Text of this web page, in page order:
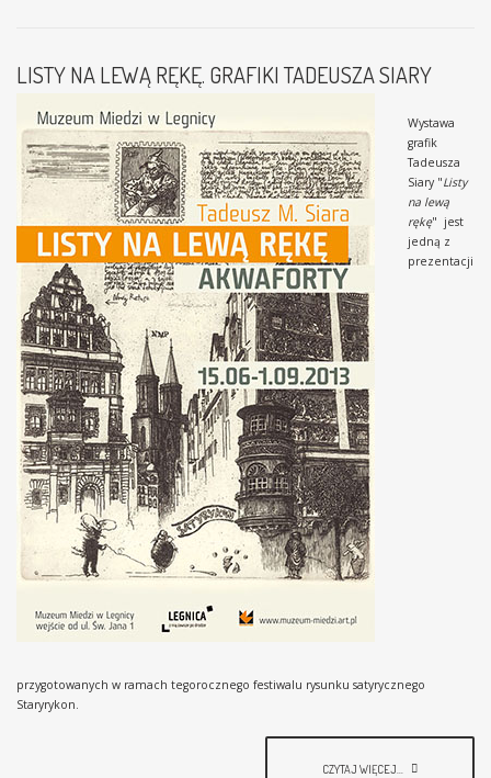
LISTY NA LEWĄ RĘKĘ. GRAFIKI TADEUSZA SIARY
Wystawa
grafik
Tadeusza
Siary "Listy
na lewą
rękę" jest
jedną z
prezentacji
przygotowanych w ramach tegorocznego festiwalu rysunku satyrycznego
Staryrykon.
CZYTAJ WIĘCEJ...